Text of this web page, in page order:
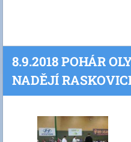
8.9.2018 POHÁR
NADĚJÍ